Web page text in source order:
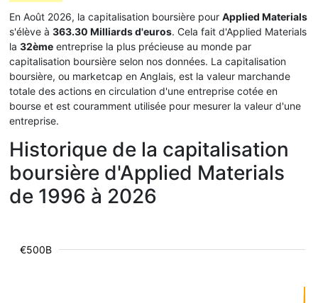
En Août 2026, la capitalisation boursière pour Applied Materials
s'élève à 363.30 Milliards d'euros. Cela fait d'Applied Materials
la 32ème entreprise la plus précieuse au monde par
capitalisation boursière selon nos données. La capitalisation
boursière, ou marketcap en Anglais, est la valeur marchande
totale des actions en circulation d'une entreprise cotée en
bourse et est couramment utilisée pour mesurer la valeur d'une
entreprise.
Historique de la capitalisation
boursière d'Applied Materials
de 1996 à 2026
€500B